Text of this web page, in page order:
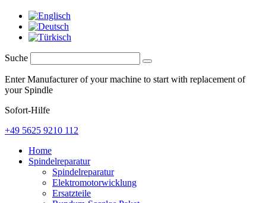
Suche
Enter Manufacturer of your machine to start with replacement of
your Spindle
Sofort-Hilfe
+49 5625 9210 112
Home
Spindelreparatur
Spindelreparatur
Elektromotorwicklung
Ersatzteile